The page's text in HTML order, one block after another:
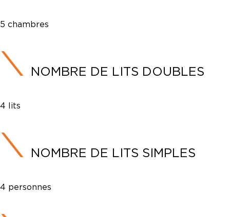
5 chambres
NOMBRE DE LITS DOUBLES
4 lits
NOMBRE DE LITS SIMPLES
4 personnes